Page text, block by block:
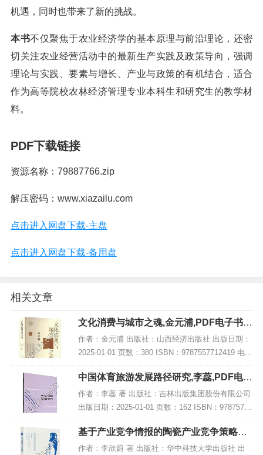
机遇，同时也带来了新的挑战。
本书不仅聚焦于农业经济学的基本原理与前沿理论，还密
切关注农业经营活动中的最新生产实践及政策导向，强调
理论与实践、要素与增长、产业与政策的有机结合，适合
作为高等院校农林经济管理专业本科生和研究生的教学材
料。
PDF下载链接
资源名称：79887766.zip
解压密码：www.xiazailu.com
点击进入网盘下载-主盘
点击进入网盘下载-备用盘
相关文章
文化消费与城市之魂,金元浦,PDF电子书下
载,网盘资源
作者：金元浦 出版社：山西经济出版社 出版日期：
2025-01-01 页数：380 ISBN：9787557712419 电子
书大小：204MB [高清扫描版PDF格式] 内容简介 该
著作《...
中国体育旅游发展路径研究,李蕊,PDF电子
书下载,网盘资源
作者：李蕊 著 出版社：吉林出版集团股份有限公司
出版日期：2025-01-01 页数：162 ISBN：97875731
56983 电子书大小：239MB [高清扫描版PDF格式]
内容简...
基于产业竞争情报的陶瓷产业竞争策略研
究,PDF电子书下载
作者：李欣蔚 著 出版社：华中科技大学出版社 出